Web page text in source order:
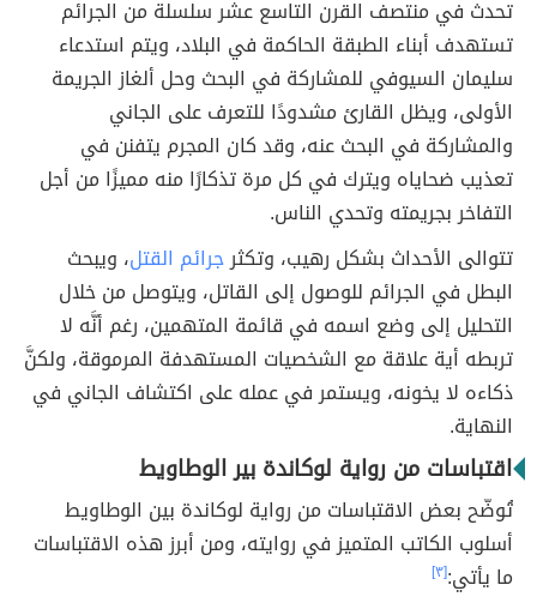
تحدث في منتصف القرن التاسع عشر سلسلة من الجرائم
تستهدف أبناء الطبقة الحاكمة في البلاد، ويتم استدعاء
سليمان السيوفي للمشاركة في البحث وحل ألغاز الجريمة
الأولى، ويظل القارئ مشدودًا للتعرف على الجاني
والمشاركة في البحث عنه، وقد كان المجرم يتفنن في
تعذيب ضحاياه ويترك في كل مرة تذكارًا منه مميزًا من أجل
التفاخر بجريمته وتحدي الناس.
تتوالى الأحداث بشكل رهيب، وتكثرجرائم القتل، ويبحث
البطل في الجرائم للوصول إلى القاتل، ويتوصل من خلال
التحليل إلى وضع اسمه في قائمة المتهمين، رغم أنَّه لا
تربطه أية علاقة مع الشخصيات المستهدفة المرموقة، ولكنَّ
ذكاءه لا يخونه، ويستمر في عمله على اكتشاف الجاني في
النهاية.
اقتباسات من رواية لوكاندة بير الوطاويط
تُوضّح بعض الاقتباسات من رواية لوكاندة بين الوطاويط
أسلوب الكاتب المتميز في روايته، ومن أبرز هذه الاقتباسات
ما يأتي:[٣]